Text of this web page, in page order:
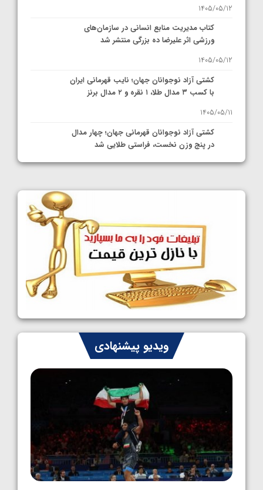
1405/05/12
کتاب مدیریت منابع انسانی در سازمان‌های
ورزشی اثر علیرضا ده بزرگی منتشر شد
1405/05/12
کشتی آزاد نوجوانان جهان؛ نایب قهرمانی ایران
با کسب ۳ مدال طلا، ۱ نقره و ۲ مدال برنز
1405/05/11
کشتی آزاد نوجوانان قهرمانی جهان؛ چهار مدال
در پنج وزن نخست، فراستی طلایی شد
1405/05/11
کشتی آزاد نوجوانان جهان؛ رقبای نمایندگان
ایران مشخص شدند
1405/05/08
کشتی فرنگی نوجوانان جهان؛ سکوی تیمی
سوم برای ایران
1405/05/07
ایران چشم به راه چهار مدال در پنج وزن دوم
کشتی فرنگی نوجوانان جهان
1405/05/06
ویدیو پیشنهادی